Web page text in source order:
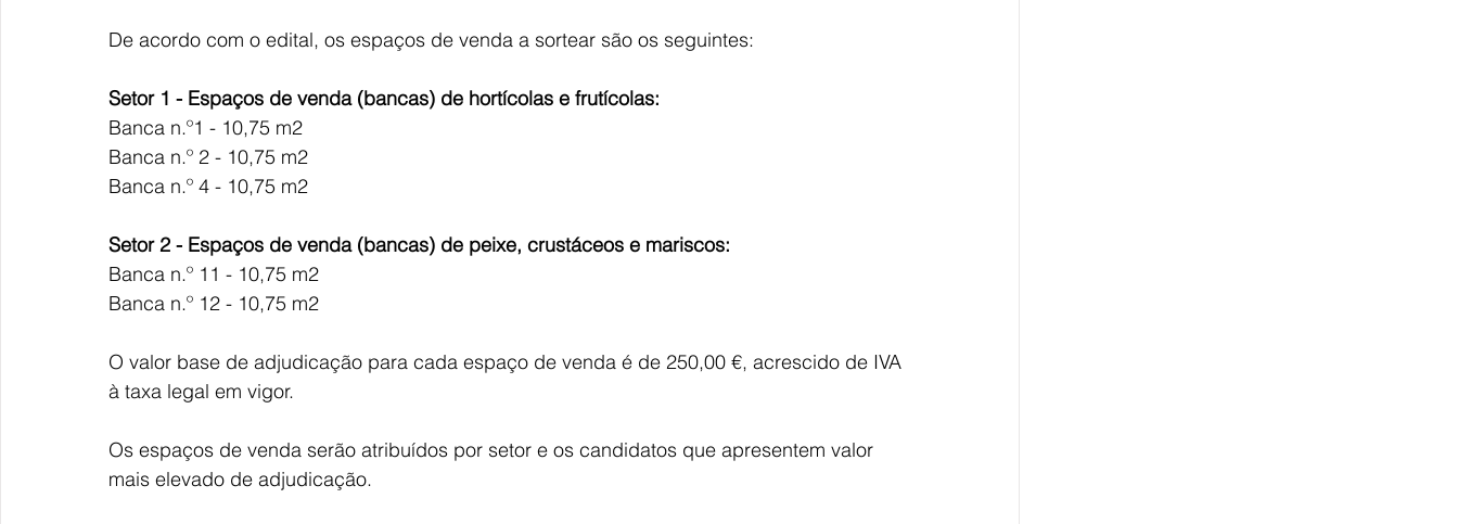
De acordo com o edital, os espaços de venda a sortear são os seguintes:
Setor 1 - Espaços de venda (bancas) de hortícolas e frutícolas:
Banca n.º1 - 10,75 m2
Banca n.º 2 - 10,75 m2
Banca n.º 4 - 10,75 m2
Setor 2 - Espaços de venda (bancas) de peixe, crustáceos e mariscos:
Banca n.º 11 - 10,75 m2
Banca n.º 12 - 10,75 m2
O valor base de adjudicação para cada espaço de venda é de 250,00 €, acrescido de IVA
à taxa legal em vigor.
Os espaços de venda serão atribuídos por setor e os candidatos que apresentem valor
mais elevado de adjudicação.